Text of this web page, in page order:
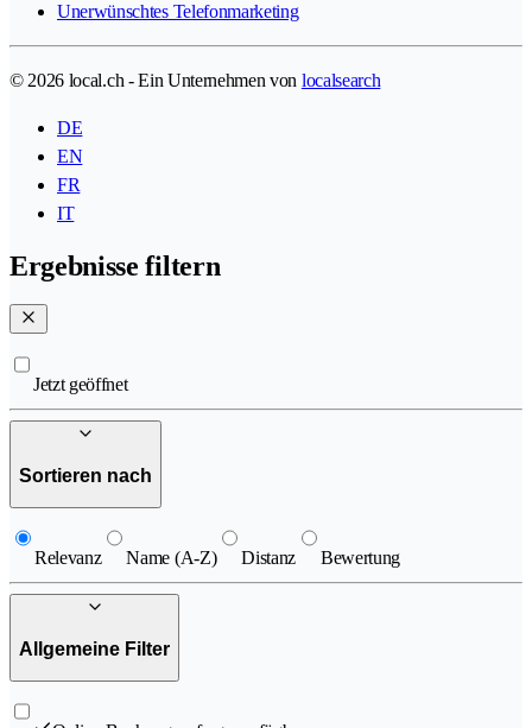
Unerwünschtes Telefonmarketing
© 2026 local.ch - Ein Unternehmen von localsearch
DE
EN
FR
IT
Ergebnisse filtern
Jetzt geöffnet
Sortieren nach
Relevanz Name (A-Z) Distanz Bewertung
Allgemeine Filter